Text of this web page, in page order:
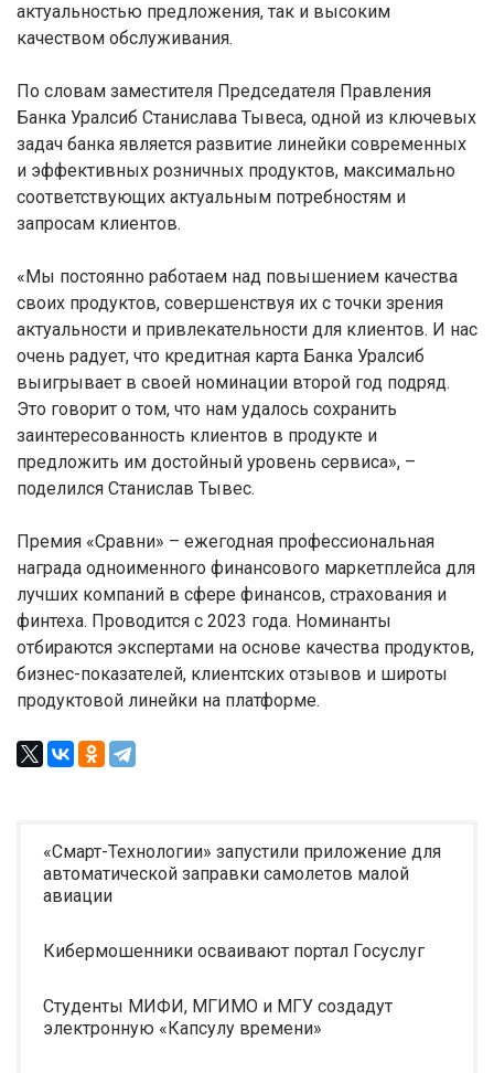
актуальностью предложения, так и высоким
качеством обслуживания.
По словам заместителя Председателя Правления
Банка Уралсиб Станислава Тывеса, одной из ключевых
задач банка является развитие линейки современных
и эффективных розничных продуктов, максимально
соответствующих актуальным потребностям и
запросам клиентов.
«Мы постоянно работаем над повышением качества
своих продуктов, совершенствуя их с точки зрения
актуальности и привлекательности для клиентов. И нас
очень радует, что кредитная карта Банка Уралсиб
выигрывает в своей номинации второй год подряд.
Это говорит о том, что нам удалось сохранить
заинтересованность клиентов в продукте и
предложить им достойный уровень сервиса», –
поделился Станислав Тывес.
Премия «Сравни» – ежегодная профессиональная
награда одноименного финансового маркетплейса для
лучших компаний в сфере финансов, страхования и
финтеха. Проводится с 2023 года. Номинанты
отбираются экспертами на основе качества продуктов,
бизнес-показателей, клиентских отзывов и широты
продуктовой линейки на платформе.
«Смарт-Технологии» запустили приложение для
автоматической заправки самолетов малой
авиации
Кибермошенники осваивают портал Госуслуг
Студенты МИФИ, МГИМО и МГУ создадут
электронную «Капсулу времени»